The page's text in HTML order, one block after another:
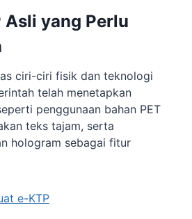
yang Perlu
ciri-ciri fisik dan teknologi
telah menetapkan
penggunaan bahan PET
teks tajam, serta
hologram sebagai fitur
e-KTP